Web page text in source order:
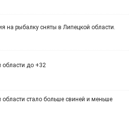
на рыбалку сняты в Липецкой области.
области до +32
области стало больше свиней и меньше